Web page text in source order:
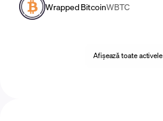
Wrapped BitcoinWBTC
Afișează toate activele